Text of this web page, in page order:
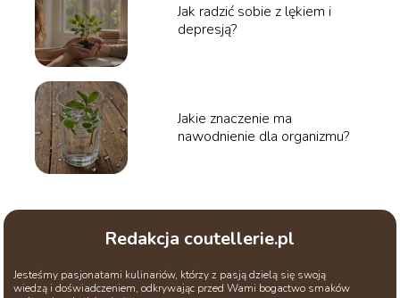
Jak radzić sobie z lękiem i
depresją?
Jakie znaczenie ma
nawodnienie dla organizmu?
Redakcja coutellerie.pl
Jesteśmy pasjonatami kulinariów, którzy z pasją dzielą się swoją
wiedzą i doświadczeniem, odkrywając przed Wami bogactwo smaków